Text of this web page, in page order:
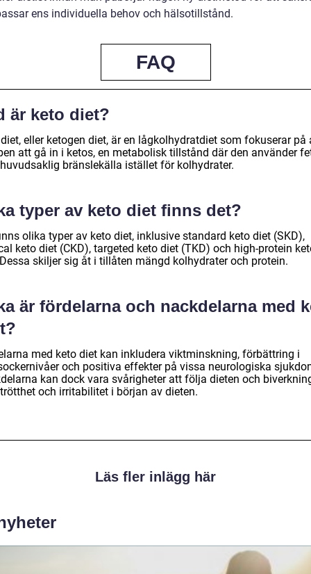
ens individuella behov och hälsotillstånd.
FAQ
är keto diet?
eller ketogen diet, är en lågkolhydratdiet som fokuserar på
att gå in i ketos, en metabolisk tillstånd där den använder
bränslekälla istället för kolhydrater.
typer av keto diet finns det?
olika typer av keto diet, inklusive standard keto diet (SKD),
keto diet (CKD), targeted keto diet (TKD) och high-protein
skiljer sig åt i tillåten mängd kolhydrater och protein.
är fördelarna och nackdelarna med
med keto diet kan inkludera viktminskning, förbättring i
och positiva effekter på vissa neurologiska
kan dock vara svårigheter att följa dieten och
och irritabilitet i början av dieten.
Läs fler inlägg här